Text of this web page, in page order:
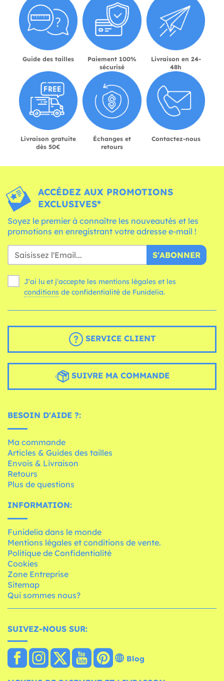
Guide des tailles
Paiement 100%
sécurisé
Livraison en 24-
48h
Livraison gratuite
dès 50€
Échanges et
retours
Contactez-nous
ACCÉDEZ AUX PROMOTIONS
EXCLUSIVES*
Soyez le premier à connaître les nouveautés et les
promotions en enregistrant votre adresse e-mail !
S'ABONNER
J'ai lu et j'accepte les mentions légales et les
conditions de confidentialité de Funidelia.
SERVICE CLIENT
SUIVRE MA COMMANDE
BESOIN D'AIDE ?:
Ma commande
Articles & Guides des tailles
Envois & Livraison
Retours
Plus de questions
INFORMATION:
Funidelia dans le monde
Mentions légales et conditions de vente.
Politique de Confidentialité
Cookies
Zone Entreprise
Sitemap
Qui sommes nous?
SUIVEZ-NOUS SUR:
Blog